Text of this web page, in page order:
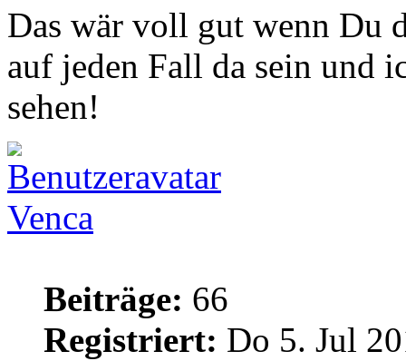
Das wär voll gut wenn Du
auf jeden Fall da sein und
sehen!
Venca
Beiträge: 66
Registriert: Do 5. Jul